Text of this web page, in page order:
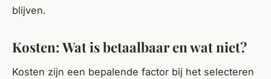
blijven.
Kosten: Wat is betaalbaar en wat niet?
Kosten zijn een bepalende factor bij het selecteren